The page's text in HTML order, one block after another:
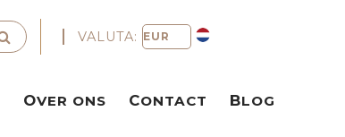
VALUTA:
OVER ONS CONTACT BLOG